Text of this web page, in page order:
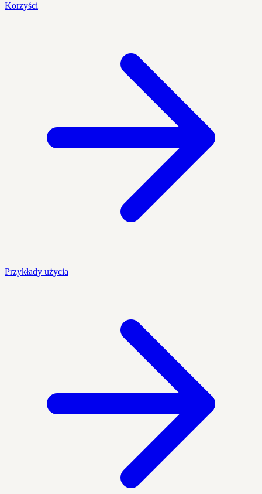
Korzyści
Przykłady użycia